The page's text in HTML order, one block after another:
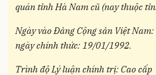
quán tỉnh Hà Nam cũ (nay thuộc
Ngày vào Đảng Cộng sản Việt
ngày chính thức: 19/01/1992.
Trình độ Lý luận chính trị: Cao cấp